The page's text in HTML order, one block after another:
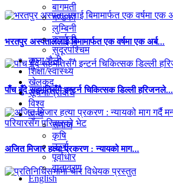
बागमती
गण्डकी
लुम्बिनी
कर्णाली
सुदूरपश्चिम
कला/शैली
शिक्षा/स्वास्थ्य
खेलकुद
सूचना/प्रविधि
विश्व
अन्य
समाज
कृषि
ऊर्जा
पूर्वाधार
वातावरण
English
भरतपुर अस्पताललाई बिमामार्फत एक वर्षमा एक अर्ब...
पाँच बुँदे सहमतिसँगै इन्टर्न चिकित्सक डिल्ली हरिजनले...
अजित मिजार हत्या प्रकरण : न्यायको माग...